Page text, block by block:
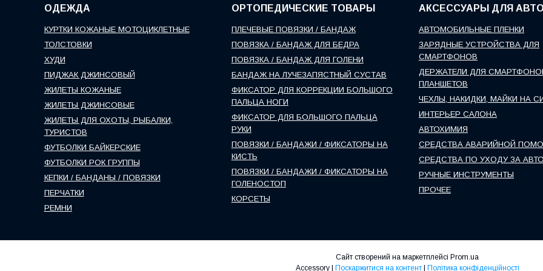
ОДЕЖДА
КУРТКИ КОЖАНЫЕ МОТОЦИКЛЕТНЫЕ
ТОЛСТОВКИ
ХУДИ
ПИДЖАК ДЖИНСОВЫЙ
ЖИЛЕТЫ КОЖАНЫЕ
ЖИЛЕТЫ ДЖИНСОВЫЕ
ЖИЛЕТЫ ДЛЯ ОХОТЫ, РЫБАЛКИ,
ТУРИСТОВ
ФУТБОЛКИ БАЙКЕРСКИЕ
ФУТБОЛКИ РОК ГРУППЫ
КЕПКИ / БАНДАНЫ / ПОВЯЗКИ
ПЕРЧАТКИ
РЕМНИ
ОРТОПЕДИЧЕСКИЕ ТОВАРЫ
ПЛЕЧЕВЫЕ ПОВЯЗКИ / БАНДАЖ
ПОВЯЗКА / БАНДАЖ ДЛЯ БЕДРА
ПОВЯЗКА / БАНДАЖ ДЛЯ ГОЛЕНИ
БАНДАЖ НА ЛУЧЕЗАПЯСТНЫЙ СУСТАВ
ФИКСАТОР ДЛЯ КОРРЕКЦИИ БОЛЬШОГО
ПАЛЬЦА НОГИ
ФИКСАТОР ДЛЯ БОЛЬШОГО ПАЛЬЦА
РУКИ
ПОВЯЗКИ / БАНДАЖИ / ФИКСАТОРЫ НА
КИСТЬ
ПОВЯЗКИ / БАНДАЖИ / ФИКСАТОРЫ НА
ГОЛЕНОСТОП
КОРСЕТЫ
АКСЕССУАРЫ ДЛЯ АВТО
АВТОМОБИЛЬНЫЕ ПЛЕНКИ
ЗАРЯДНЫЕ УСТРОЙСТВА ДЛЯ
СМАРТФОНОВ
ДЕРЖАТЕЛИ ДЛЯ
ПЛАНШЕТОВ
ЧЕХЛЫ, НАКИДКИ, МАЙКИ НА
ИНТЕРЬЕР САЛОНА
АВТОХИМИЯ
СРЕДСТВА АВАРИЙНОЙ
СРЕДСТВА ПО УХОДУ ЗА АВТО
РУЧНЫЕ ИНСТРУМЕНТЫ
ПРОЧЕЕ
Сайт створений на маркетплейсі Prom.ua
Поскаржитися на контент Політика конфіденційності